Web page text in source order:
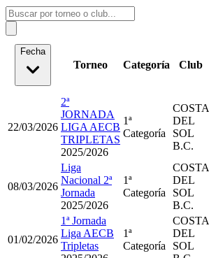
Fecha
Torneo Categoría Club
22/03/2026
2ª
JORNADA
LIGA AECB
TRIPLETAS
2025/2026
1ª
Categoría
COSTA
DEL
SOL
B.C.
08/03/2026
Liga
Nacional 2ª
Jornada
2025/2026
1ª
Categoría
COSTA
DEL
SOL
B.C.
01/02/2026
1ª Jornada
Liga AECB
Tripletas
1ª
Categoría
COSTA
DEL
SOL